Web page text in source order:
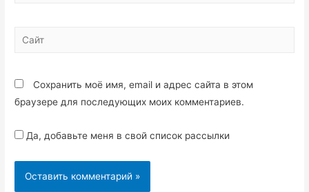
Сохранить моё имя, email и адрес сайта в этом
браузере для последующих моих комментариев.
Да, добавьте меня в свой список рассылки